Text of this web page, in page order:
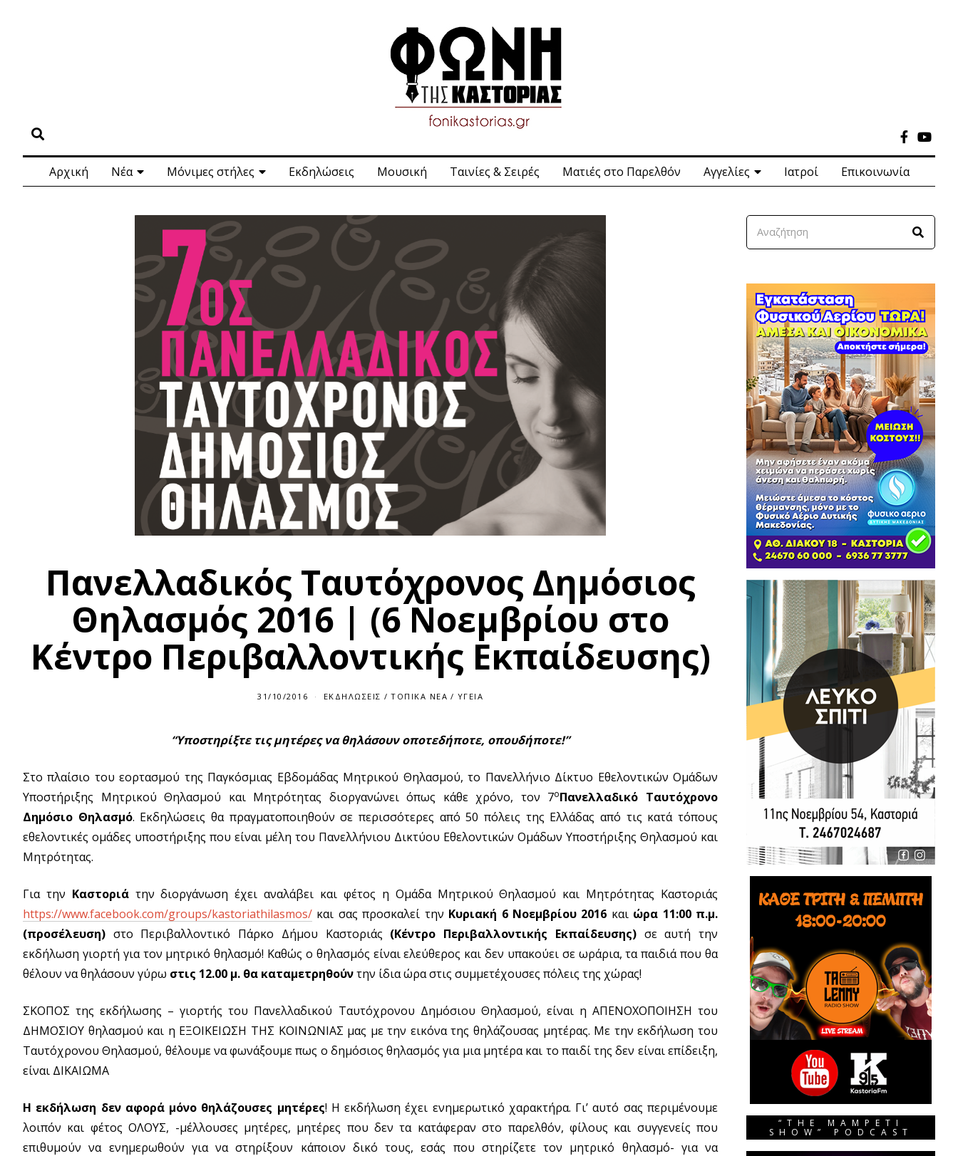
Αρχική Νέα Μόνιμες στήλες Εκδηλώσεις Μουσική Ταινίες & Σειρές Ματιές στο Παρελθόν Αγγελίες Ιατροί Επικοινωνία
Πανελλαδικός Ταυτόχρονος Δημόσιος
Θηλασμός 2016 | (6 Νοεμβρίου στο
Κέντρο Περιβαλλοντικής Εκπαίδευσης)
31/10/2016 ΕΚΔΗΛΏΣΕΙΣ / ΤΟΠΙΚΆ ΝΈΑ / ΥΓΕΊΑ
“Υποστηρίξτε τις μητέρες να θηλάσουν οποτεδήποτε, οπουδήποτε!”
Στο πλαίσιο του εορτασμού της Παγκόσμιας Εβδομάδας Μητρικού Θηλασμού, το Πανελλήνιο Δίκτυο Εθελοντικών Ομάδων
Υποστήριξης Μητρικού Θηλασμού και Μητρότητας διοργανώνει όπως κάθε χρόνο, τον 7οΠανελλαδικό Ταυτόχρονο
Δημόσιο Θηλασμό. Εκδηλώσεις θα πραγματοποιηθούν σε περισσότερες από 50 πόλεις της Ελλάδας από τις κατά τόπους
εθελοντικές ομάδες υποστήριξης που είναι μέλη του Πανελλήνιου Δικτύου Εθελοντικών Ομάδων Υποστήριξης Θηλασμού και
Μητρότητας.
Για την Καστοριάτην διοργάνωση έχει αναλάβει και φέτος η Ομάδα Μητρικού Θηλασμού και Μητρότητας Καστοριάς
https://www.facebook.com/groups/kastoriathilasmos/ και σας προσκαλεί την Κυριακή 6 Νοεμβρίου 2016 και ώρα 11:00 π.μ.
(προσέλευση) στο Περιβαλλοντικό Πάρκο Δήμου Καστοριάς (Κέντρο Περιβαλλοντικής Εκπαίδευσης) σε αυτή την
εκδήλωση γιορτή για τον μητρικό θηλασμό! Καθώς ο θηλασμός είναι ελεύθερος και δεν υπακούει σε ωράρια, τα παιδιά που θα
θέλουν να θηλάσουν γύρω στις 12.00 μ. θα καταμετρηθούντην ίδια ώρα στις συμμετέχουσες πόλεις της χώρας!
ΣΚΟΠΟΣ της εκδήλωσης – γιορτής του Πανελλαδικού Ταυτόχρονου Δημόσιου Θηλασμού, είναι η ΑΠΕΝΟΧΟΠΟΙΗΣΗ του
ΔΗΜΟΣΙΟΥ θηλασμού και η ΕΞΟΙΚΕΙΩΣΗ ΤΗΣ ΚΟΙΝΩΝΙΑΣ μας με την εικόνα της θηλάζουσας μητέρας. Με την εκδήλωση του
Ταυτόχρονου Θηλασμού, θέλουμε να φωνάξουμε πως ο δημόσιος θηλασμός για μια μητέρα και το παιδί της δεν είναι επίδειξη,
είναι ΔΙΚΑΙΩΜΑ
Η εκδήλωση δεν αφορά μόνο θηλάζουσες μητέρες! Η εκδήλωση έχει ενημερωτικό χαρακτήρα. Γι’ αυτό σας περιμένουμε
λοιπόν και φέτος ΟΛΟΥΣ, -μέλλουσες μητέρες, μητέρες που δεν τα κατάφεραν στο παρελθόν, φίλους και συγγενείς που
επιθυμούν να ενημερωθούν για να στηρίξουν κάποιον δικό τους, εσάς που στηρίζετε τον μητρικό θηλασμό- για να
“THE MAMPETI
SHOW” PODCAST